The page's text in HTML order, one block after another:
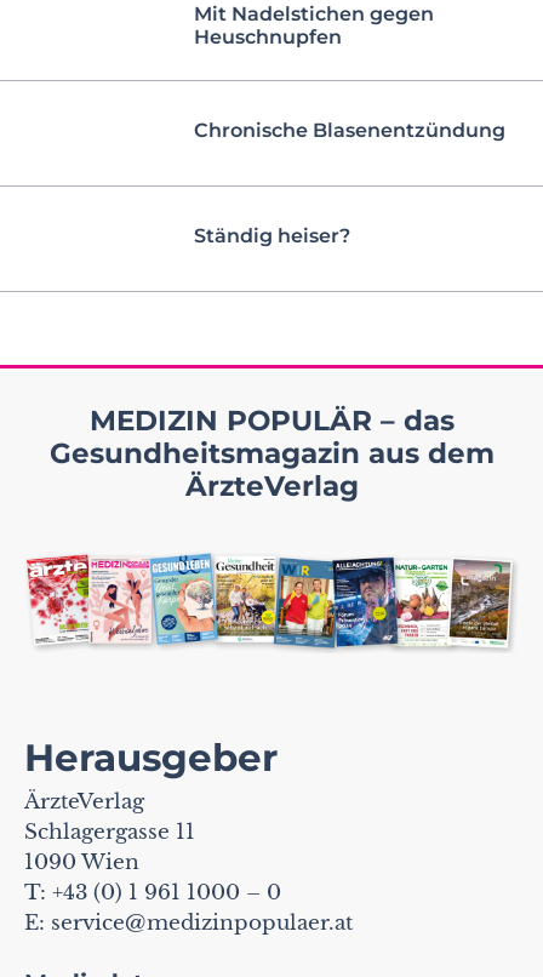
Mit Nadelstichen gegen
Heuschnupfen
Chronische Blasenentzündung
Ständig heiser?
MEDIZIN POPULÄR – das
Gesundheitsmagazin aus dem
ÄrzteVerlag
Herausgeber
ÄrzteVerlag
Schlagergasse 11
1090 Wien
T: +43 (0) 1 961 1000 – 0
E: service@medizinpopulaer.at